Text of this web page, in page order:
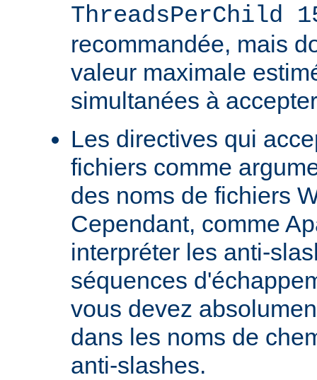
ThreadsPerChild
recommandée, mais
valeur maximale
simultanées à
Les directives qui
fichiers comme
des noms de fichiers
Cependant, comme
interpréter les anti-
séquences
vous devez
dans les noms de
anti-slashes.